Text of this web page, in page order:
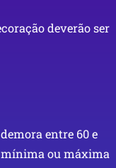
deverão ser
entre 60 e
mínima ou máxima